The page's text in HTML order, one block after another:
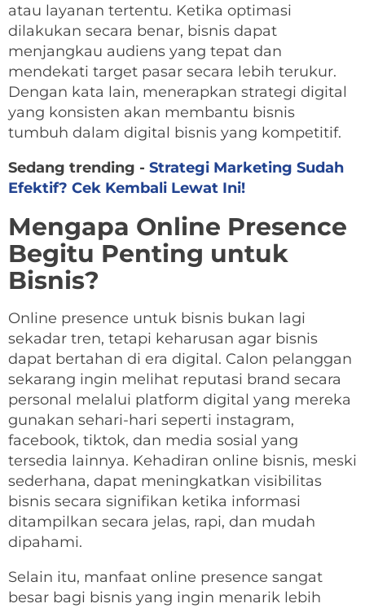
atau layanan tertentu. Ketika optimasi
dilakukan secara benar, bisnis dapat
menjangkau audiens yang tepat dan
mendekati target pasar secara lebih terukur.
Dengan kata lain, menerapkan strategi digital
yang konsisten akan membantu bisnis
tumbuh dalam digital bisnis yang kompetitif.
Sedang trending - Strategi Marketing Sudah
Efektif? Cek Kembali Lewat Ini!
Mengapa Online Presence
Begitu Penting untuk
Bisnis?
Online presence untuk bisnis bukan lagi
sekadar tren, tetapi keharusan agar bisnis
dapat bertahan di era digital. Calon pelanggan
sekarang ingin melihat reputasi brand secara
personal melalui platform digital yang mereka
gunakan sehari-hari seperti instagram,
facebook, tiktok, dan media sosial yang
tersedia lainnya. Kehadiran online bisnis, meski
sederhana, dapat meningkatkan visibilitas
bisnis secara signifikan ketika informasi
ditampilkan secara jelas, rapi, dan mudah
dipahami.
Selain itu, manfaat online presence sangat
besar bagi bisnis yang ingin menarik lebih